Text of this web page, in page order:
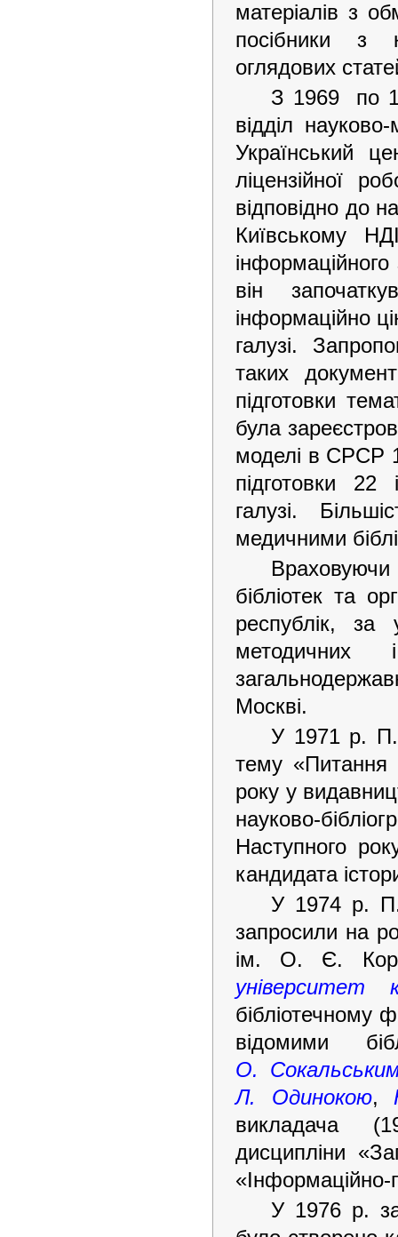
матеріалів з
посібники з
оглядових
З 1969 по
відділ
Український
ліцензійної
відповідно до
Київському
він
інформаційно
галузі.
таких
підготовки
була
моделі в СРСР
підготовки 22
галузі.
медичними
бібліотек та
республік, за
методичних
Москві.
У 1971 р. П.
тему «Питання
року у
науково-
Наступного
кандидата
У 1974 р. П.
запросили на
ім. О. Є.
університет
бібліотечному
відомими
О.
Л. Одинокою,
викладача
дисципліни
У 1976 р. за